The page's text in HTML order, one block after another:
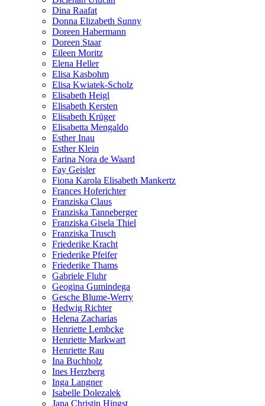
Dina Raafat
Donna Elizabeth Sunny
Doreen Habermann
Doreen Staar
Eileen Moritz
Elena Heller
Elisa Kasbohm
Elisa Kwiatek-Scholz
Elisabeth Heigl
Elisabeth Kersten
Elisabeth Krüger
Elisabetta Mengaldo
Esther Inau
Esther Klein
Farina Nora de Waard
Fay Geisler
Fiona Karola Elisabeth Mankertz
Frances Hoferichter
Franziska Claus
Franziska Tanneberger
Franziska Gisela Thiel
Franziska Trusch
Friederike Kracht
Friederike Pfeifer
Friederike Thams
Gabriele Fluhr
Geogina Gumindega
Gesche Blume-Werry
Hedwig Richter
Helena Zacharias
Henriette Lembcke
Henriette Markwart
Henriette Rau
Ina Buchholz
Ines Herzberg
Inga Langner
Isabelle Dolezalek
Jana Christin Hingst